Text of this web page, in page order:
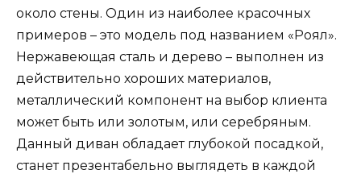
около стены. Один из наиболее красочных
примеров – это модель под названием «Роял».
Нержавеющая сталь и дерево – выполнен из
действительно хороших материалов,
металлический компонент на выбор клиента
может быть или золотым, или серебряным.
Данный диван обладает глубокой посадкой,
станет презентабельно выглядеть в каждой